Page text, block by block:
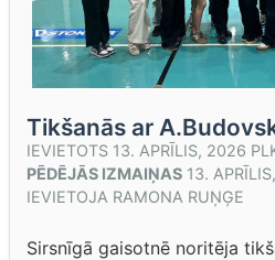
Tikšanās ar
IEVIETOTS 13. APRĪLIS, 2026
PĒDĒJĀS IZMAIŅAS 13.
IEVIETOJA RAMONA RUŅĢE
Sirsnīgā gaisotnē noritēja